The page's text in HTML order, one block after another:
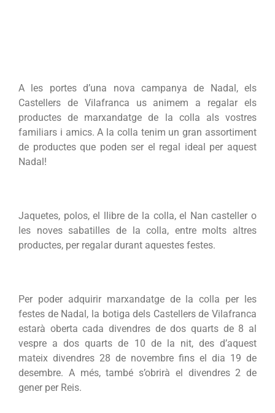
A les portes d’una nova campanya de Nadal, els
Castellers de Vilafranca us animem a regalar els
productes de marxandatge de la colla als vostres
familiars i amics. A la colla tenim un gran assortiment
de productes que poden ser el regal ideal per aquest
Nadal!
Jaquetes, polos, el llibre de la colla, el Nan casteller o
les noves sabatilles de la colla, entre molts altres
productes, per regalar durant aquestes festes.
Per poder adquirir marxandatge de la colla per les
festes de Nadal, la botiga dels Castellers de Vilafranca
estarà oberta cada divendres de dos quarts de 8 al
vespre a dos quarts de 10 de la nit, des d’aquest
mateix divendres 28 de novembre fins el dia 19 de
desembre. A més, també s’obrirà el divendres 2 de
gener per Reis.